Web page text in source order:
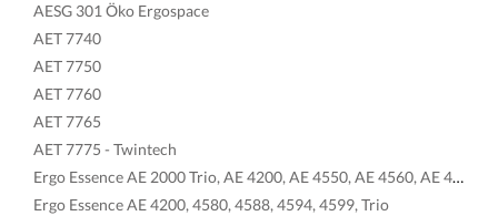
AESG 301 Öko Ergospace
AET 7740
AET 7750
AET 7760
AET 7765
AET 7775 - Twintech
Ergo Essence AE 2000 Trio, AE 4200, AE 4550, AE 4560, AE 4570, AE 4575, AE 4580, AE 4590, AE 4594
Ergo Essence AE 4200, 4580, 4588, 4594, 4599, Trio